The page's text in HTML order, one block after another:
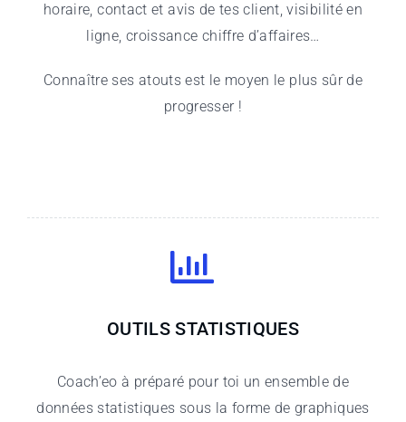
horaire, contact et avis de tes client, visibilité en
ligne, croissance chiffre d’affaires…
Connaître ses atouts est le moyen le plus sûr de
progresser !
OUTILS STATISTIQUES
Coach’eo à préparé pour toi un ensemble de
données statistiques sous la forme de graphiques